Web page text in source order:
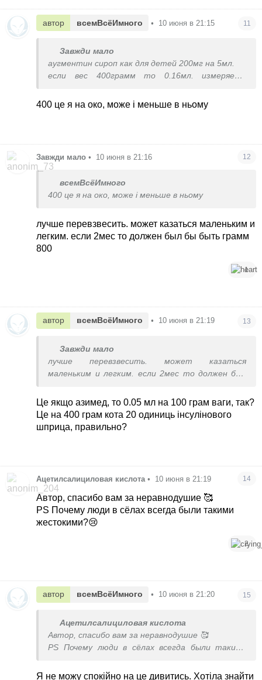
автор всемВсёИмного • 10 июня в 21:15 11
Завжди мало
аугментин сироп как для детей 200мг на 5мл.
если вес 400грамм то 0.16мл. измеряете
грамм то 0.2мл. 2 раза в день с интервалом 12
давать
400 це я на око, може і меньше в ньому
Завжди мало • 10 июня в 21:16 12
всемВсёИмного
400 це я на око, може і меньше в ньому
лучше перевзвесить. может казаться маленьким и
легким. если 2мес то должен был бы быть грамм
800
1
автор всемВсёИмного • 10 июня в 21:19 13
Завжди мало
лучше перевзвесить. может казаться
маленьким и легким. если 2мес то должен был
Це якщо азимед, то 0.05 мл на 100 грам ваги, так?
Це на 400 грам кота 20 одиниць інсулінового
шприца, правильно?
Ацетилсалициловая кислота • 10 июня в 21:19 14
Автор, спасибо вам за неравнодушие 🥰
PS Почему люди в сёлах всегда были такими
жестокими?😢
2
автор всемВсёИмного • 10 июня в 21:20 15
Ацетилсалициловая кислота
Автор, спасибо вам за неравнодушие 🥰
PS Почему люди в сёлах всегда были такими
Я не можу спокійно на це дивитись. Хотіла знайти